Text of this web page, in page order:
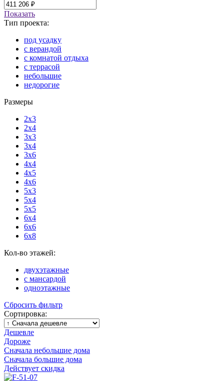
Показать
Тип проекта:
под усадку
с верандой
с комнатой отдыха
с террасой
небольшие
недорогие
Размеры
2x3
2x4
3x3
3x4
3x6
4x4
4x5
4x6
5x3
5x4
5x5
6x4
6x6
6x8
Кол-во этажей:
двухэтажные
с мансардой
одноэтажные
Сбросить фильтр
Сортировка:
Дешевле
Дороже
Сначала небольшие дома
Сначала большие дома
Действует скидка